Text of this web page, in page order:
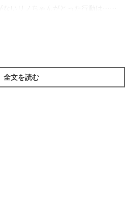
ノちゃんなのでした♡
全文を読む